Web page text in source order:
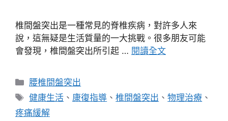
椎間盤突出是一種常見的脊椎疾病，對許多人來
說，這無疑是生活質量的一大挑戰。很多朋友可能
會發現，椎間盤突出所引起 … 閱讀全文
分
類
腰椎間盤突出
標
籤
健康生活 、 康復指導 、椎間盤突出 、物理治療 、
疼痛緩解